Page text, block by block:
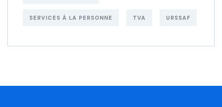
SERVICES À LA PERSONNE TVA URSSAF